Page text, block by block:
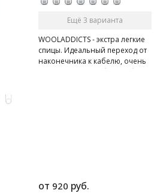
Ещё 3 варианта
WOOLADDICTS - экстра легкие
спицы. Идеальный переход от
наконечника к кабелю, очень
гладкие, очень гибкий кабель.
от 920 руб.